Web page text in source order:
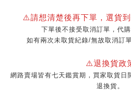
⚠️請想清楚後再下單，選貨到
下單後不接受取消訂單，代購
如有兩次未取貨紀錄/無故取消訂
⚠️退換貨政
網路賣場皆有七天鑑賞期，買家取貨日
退換貨。